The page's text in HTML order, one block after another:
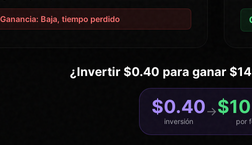
Ganancia: Baja, tiempo perdido
¿Invertir $0.40 para ganar
$0.40
inversión
→
por